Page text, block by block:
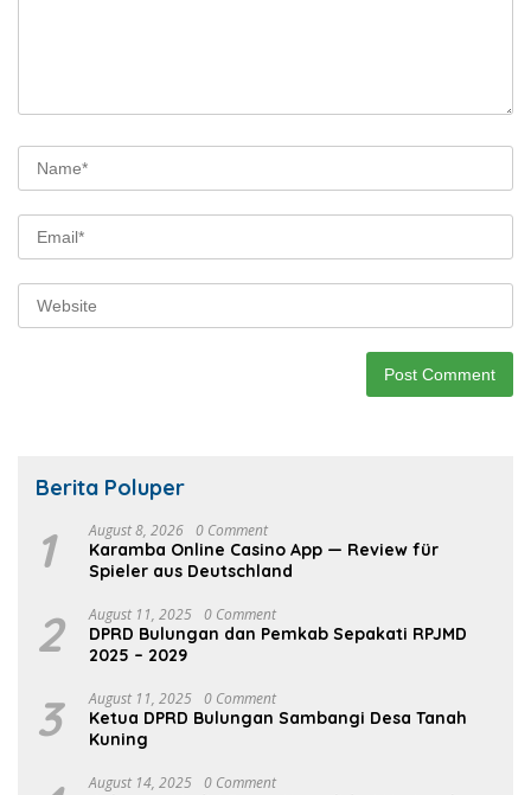
Berita Poluper
1 August 8, 2026 0 Comment
Karamba Online Casino App — Review für
Spieler aus Deutschland
2 August 11, 2025 0 Comment
DPRD Bulungan dan Pemkab Sepakati RPJMD
2025 – 2029
3 August 11, 2025 0 Comment
Ketua DPRD Bulungan Sambangi Desa Tanah
Kuning
August 14, 2025 0 Comment